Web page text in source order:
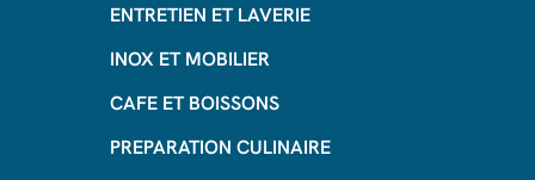
ENTRETIEN ET LAVERIE
INOX ET MOBILIER
CAFE ET BOISSONS
PREPARATION CULINAIRE